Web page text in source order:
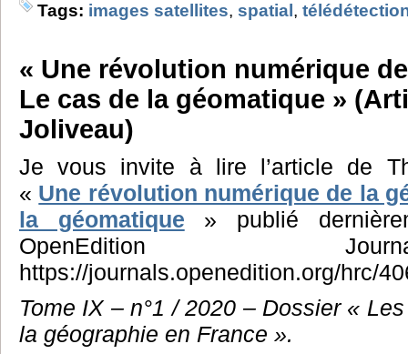
Tags: images satellites, spatial ,
« Une révolution numérique
Le cas de la géomatique »
Joliveau)
Je vous invite à lire l’article de
« Une révolution numérique de la
la géomatique » publié
OpenEdition
https://journals.openedition.org/hrc/
Tome IX – n°1 / 2020 – Dossier «
la géographie en France ».